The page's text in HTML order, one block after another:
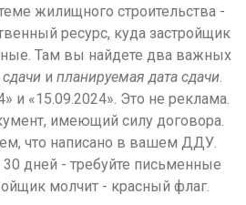
жилищного строительства -
ресурс, куда застройщик
Там вы найдете два важных
и планируемая дата сдачи.
и «15.09.2024». Это не реклама.
имеющий силу договора.
что написано в вашем ДДУ.
дней - требуйте письменные
молчит - красный флаг.